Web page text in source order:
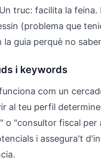
truc: facilita la
(problema que
la guia perquè no
i keywords
com un
al teu perfil
o "consultor fiscal per
i assegura't